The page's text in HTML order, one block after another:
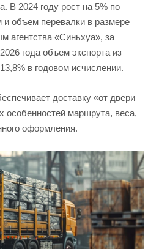
В 2024 году рост на 5% по
и объем перевалки в размере
агентства «Синьхуа», за
года объем экспорта из
в годовом исчислении.
доставку «от двери
особенностей маршрута, веса,
оформления.